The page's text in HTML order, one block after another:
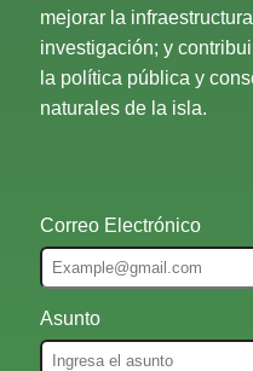
mejorar la
investigación; y
la política pública y
naturales de la isla.
Correo Electrónico
Asunto